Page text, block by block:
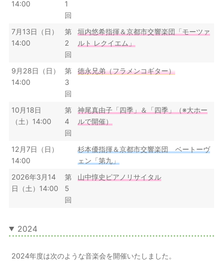
14:00
1
回
7月13日（日）
14:00
第
2
回
垣内悠希指揮＆京都市交響楽団「モーツァ
ルト レクイエム」
9月28日（日）
14:00
第
3
回
徳永兄弟（フラメンコギター）
10月18日
（土）14:00
第
4
回
神尾真由子「四季」＆「四季」（※大ホー
ルで開催）
12月7日（日）
14:00
杉本優指揮＆京都市交響楽団 ベートーヴ
ェン「第九」
2026年3月14
日（土）14:00
第
5
回
山中惇史ピアノリサイタル
2024
2024年度は次のような音楽会を開催いたしました。